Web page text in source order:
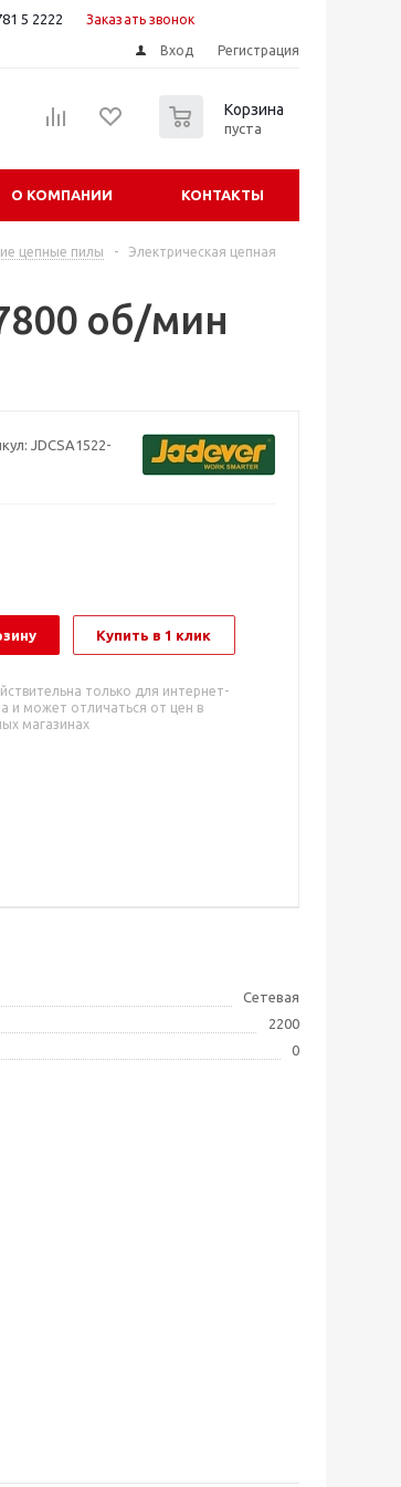
5 2222 Заказать звонок
Вход Регистрация
Корзина
пуста
О КОМПАНИИ КОНТАКТЫ
цепные пилы -
Электрическая цепная
об/мин
JDCSA1522-
Купить в 1 клик
только для интернет-
и может отличаться от цен в
магазинах
Сетевая
2200
0